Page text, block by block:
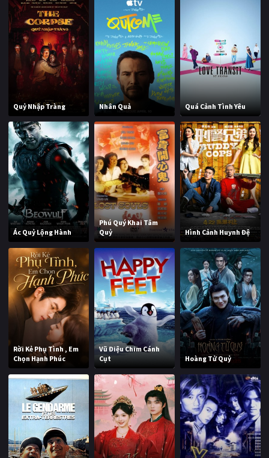
Quỷ Nhập Tràng Nhân Quả Quá Cảnh Tình Yêu
Ác Quỷ Lộng Hành
Phú Quý Khai Tâm
Quỷ
Hình Cảnh Huynh Đệ
Rời Kẻ Phụ Tình , Em
Chọn Hạnh Phúc
Vũ Điệu Chim Cánh
Cụt
Hoàng Tử Quỷ